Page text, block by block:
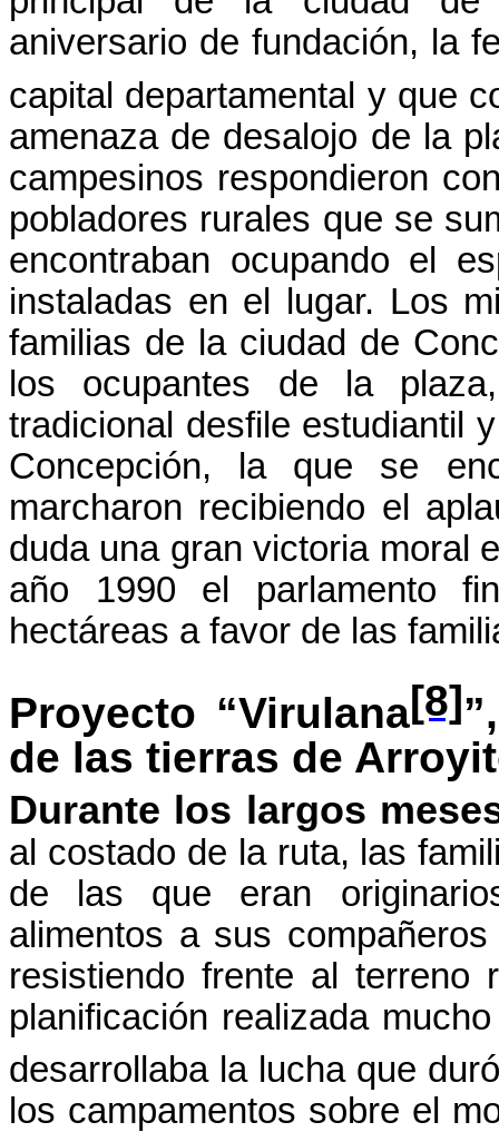
aniversario de fundación, la
capital departamental y que
amenaza de desalojo de la
campesinos respondieron
pobladores rurales que se
encontraban ocupando el
instaladas en el lugar. Los
familias de la ciudad de
los ocupantes de la
tradicional desfile estudiantil
Concepción, la que se
marcharon recibiendo el
duda una gran victoria moral
año 1990 el parlamento
hectáreas a favor de las
Proyecto “Virulana[8]
de las tierras de
Durante los largos
al costado de la ruta, las
de las que eran
alimentos a sus
resistiendo frente al terreno
planificación realizada
desarrollaba la lucha que
los campamentos sobre el